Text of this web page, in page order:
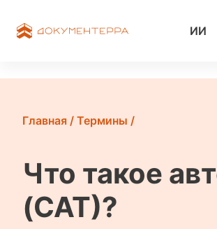
ИИ
Главная / Термины /
Что такое
(CAT)?